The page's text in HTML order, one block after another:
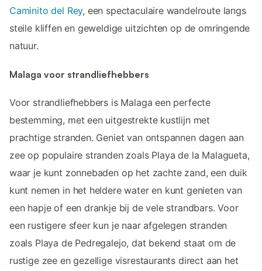
Caminito del Rey, een spectaculaire wandelroute langs
steile kliffen en geweldige uitzichten op de omringende
natuur.
Malaga voor strandliefhebbers
Voor strandliefhebbers is Malaga een perfecte
bestemming, met een uitgestrekte kustlijn met
prachtige stranden. Geniet van ontspannen dagen aan
zee op populaire stranden zoals Playa de la Malagueta,
waar je kunt zonnebaden op het zachte zand, een duik
kunt nemen in het heldere water en kunt genieten van
een hapje of een drankje bij de vele strandbars. Voor
een rustigere sfeer kun je naar afgelegen stranden
zoals Playa de Pedregalejo, dat bekend staat om de
rustige zee en gezellige visrestaurants direct aan het